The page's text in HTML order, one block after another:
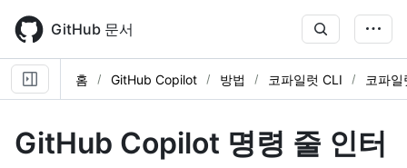
main
content
GitHub 문서
홈 GitHub Copilot 방법 코파일럿 CLI 코파
GitHub Copilot 명령 줄 인터